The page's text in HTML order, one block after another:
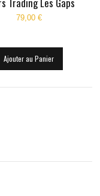
79,00 €
Ajouter au Panier